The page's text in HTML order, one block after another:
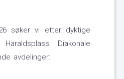
søker vi etter dyktige
Diakonale
avdelinger: